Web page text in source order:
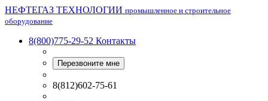
НЕФТЕГАЗ ТЕХНОЛОГИИ промышленное и строительное
оборудование
8(800)775-29-52 Контакты
Перезвоните мне
8(812)602-75-61